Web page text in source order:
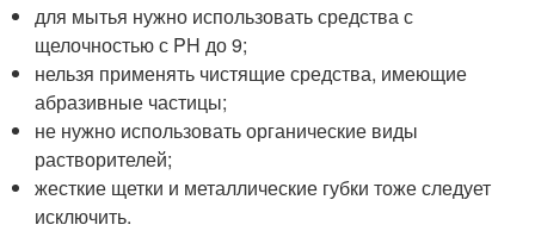
для мытья нужно использовать средства с
щелочностью с PH до 9;
нельзя применять чистящие средства, имеющие
абразивные частицы;
не нужно использовать органические виды
растворителей;
жесткие щетки и металлические губки тоже следует
исключить.